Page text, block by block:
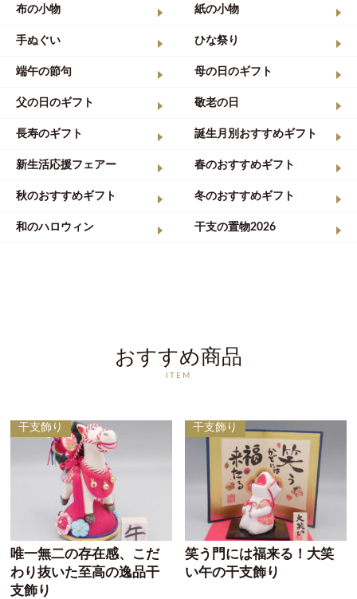
布の小物 紙の小物
手ぬぐい ひな祭り
端午の節句 母の日のギフト
父の日のギフト 敬老の日
長寿のギフト 誕生月別おすすめギフト
新生活応援フェアー 春のおすすめギフト
秋のおすすめギフト 冬のおすすめギフト
和のハロウィン 干支の置物2026
おすすめ商品
ITEM
干支飾り
唯一無二の存在感、こだ
わり抜いた至高の逸品干
支飾り
干支飾り
笑う門には福来る！大笑
い午の干支飾り